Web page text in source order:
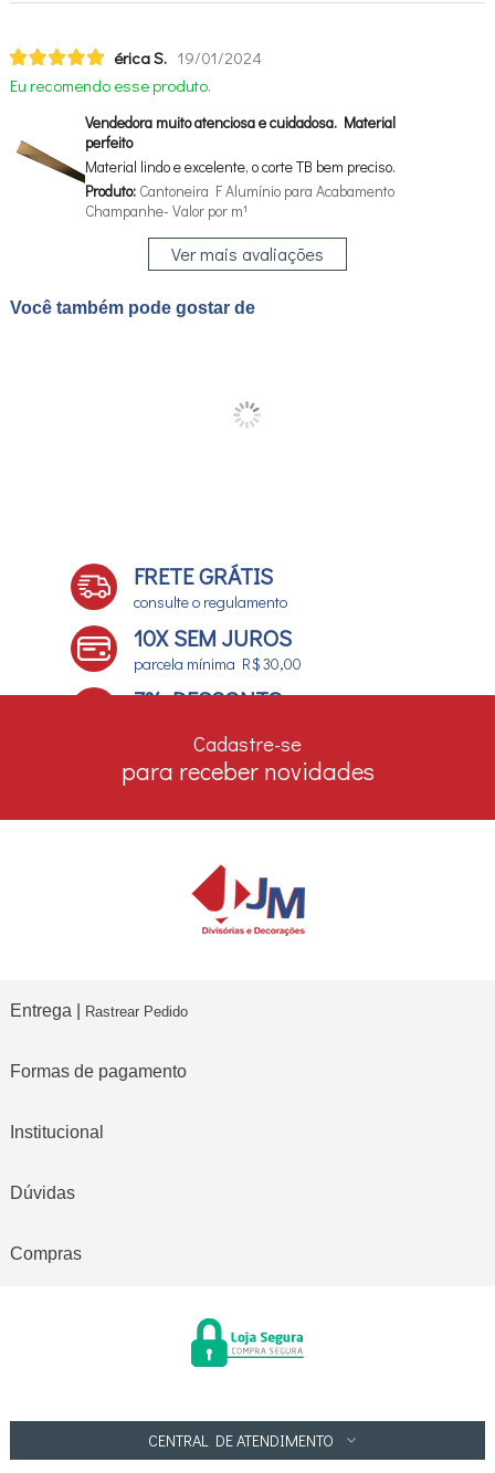
érica S. 19/01/2024
Eu recomendo esse produto.
Vendedora muito atenciosa e cuidadosa. Material
perfeito
Material lindo e excelente, o corte TB bem preciso.
Produto:Cantoneira F Alumínio para Acabamento
Champanhe- Valor por m¹
Ver mais avaliações
Você também pode gostar de
FRETE GRÁTIS
consulte o regulamento
10X SEM JUROS
parcela mínima R$ 30,00
7% DESCONTO
Cadastre-se
para receber novidades
Entrega | Rastrear Pedido
Formas de pagamento
Institucional
Dúvidas
Compras
CENTRAL DE ATENDIMENTO